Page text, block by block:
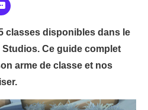
classes disponibles dans le
Studios. Ce guide complet
arme de classe et nos